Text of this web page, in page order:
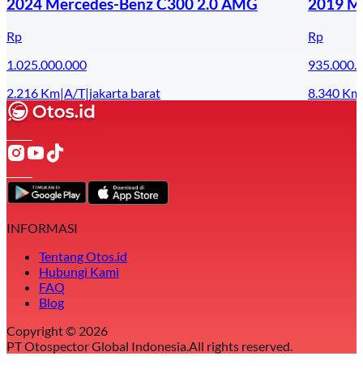
2024 Mercedes-Benz C300 2.0 AMG
Rp
1.025.000.000
2.216 Km|A/T|jakarta barat
2019
Rp
8.340Km
INFORMASI
Tentang Otos.id
Hubungi Kami
FAQ
Blog
Copyright © 2026
PT Otospector Global Indonesia. All rights reserved.